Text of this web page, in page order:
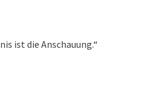
ist die Anschauung.“